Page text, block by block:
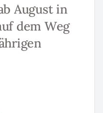
August in
dem Weg